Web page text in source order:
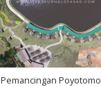
Pemancingan Poyotomo